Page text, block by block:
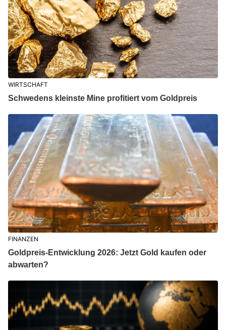
WIRTSCHAFT
Schwedens kleinste Mine profitiert vom Goldpreis
FINANZEN
Goldpreis-Entwicklung 2026: Jetzt Gold kaufen oder
abwarten?